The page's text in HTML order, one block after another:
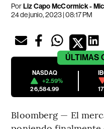
PorLiz Capo McCormick -
24 de junio, 2023 | 08:17 PM
ÚLTIMAS
NASDAQ
+2.59%
26,584.99
Bloomberg — El